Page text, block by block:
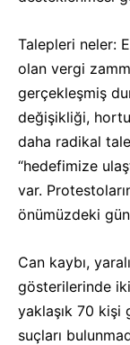
Talepleri neler:
olan vergi
gerçekleşmiş
değişikliği,
daha radikal
“hedefimize
var.
önümüzdeki
Can kaybı,
gösterilerinde
yaklaşık 70 kişi
suçları